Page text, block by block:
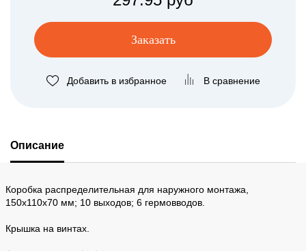
Заказать
Добавить в избранное В сравнение
Описание
Коробка распределительная для наружного монтажа,
150х110х70 мм; 10 выходов; 6 гермовводов.
Крышка на винтах.